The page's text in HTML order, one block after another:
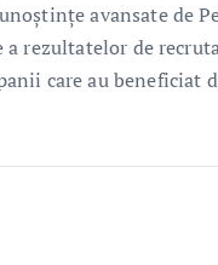
avansate de
rezultatelor de
care au beneficiat